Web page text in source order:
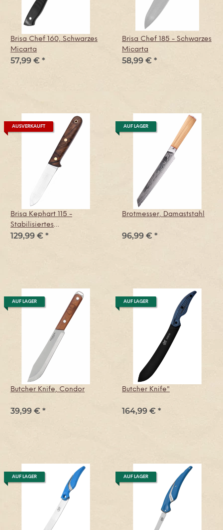
Brisa Chef 160, Schwarzes
Micarta
57,99 € *
Brisa Chef 185 - Schwarzes
Micarta
58,99 € *
AUSVERKAUFT
Brisa Kephart 115 -
Stabilisiertes
Nussbaumholz
129,99 € *
AUF LAGER
Brotmesser, Damaststahl
96,99 € *
AUF LAGER
Butcher Knife, Condor
39,99 € *
AUF LAGER
Butcher Knife"
164,99 € *
AUF LAGER AUF LAGER